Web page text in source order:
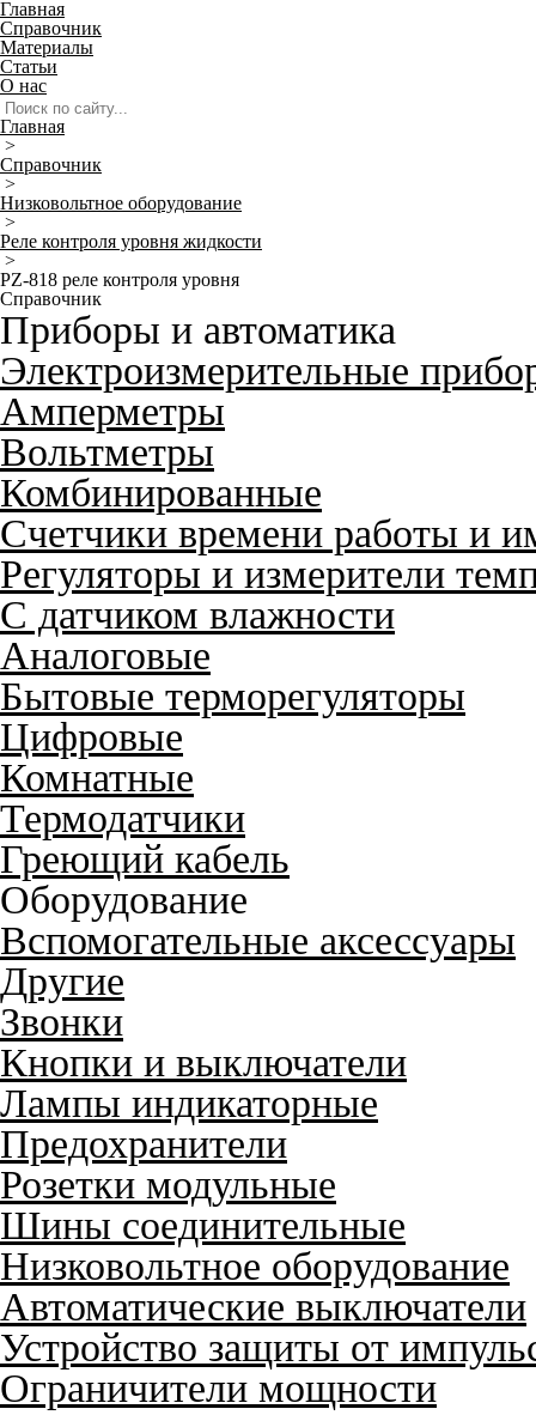
Главная
Справочник
Материалы
Статьи
О нас
Главная
>
Справочник
>
Низковольтное оборудование
>
Реле контроля уровня жидкости
>
PZ-818 реле контроля уровня
Справочник
Приборы и автоматика
Электроизмерительные
Амперметры
Вольтметры
Комбинированные
Счетчики времени работы и
Регуляторы и измерители
С датчиком влажности
Аналоговые
Бытовые терморегуляторы
Цифровые
Комнатные
Термодатчики
Греющий кабель
Оборудование
Вспомогательные аксессуары
Другие
Звонки
Кнопки и выключатели
Лампы индикаторные
Предохранители
Розетки модульные
Шины соединительные
Низковольтное оборудование
Автоматические выключатели
Устройство защиты от
Ограничители мощности